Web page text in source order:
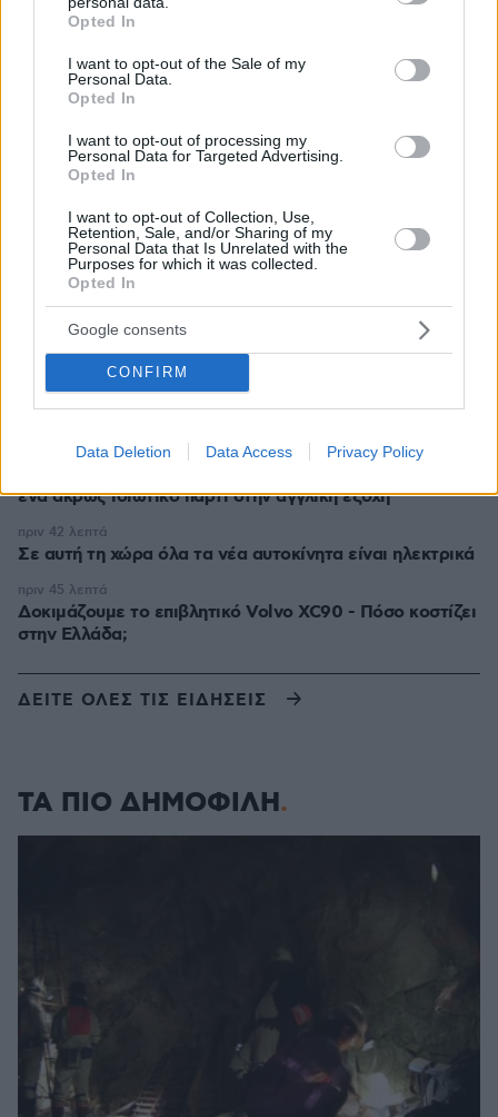
grant or deny consent to Google and its third-party tags to
use your data for below specified purposes in below Google
consent section.
Opted In
I want to opt-out of the Sale of my
Personal Data.
Opted In
I want to opt-out of processing my
Personal Data for Targeted Advertising.
Opted In
I want to opt-out of Collection, Use,
Retention, Sale, and/or Sharing of my
Personal Data that Is Unrelated with the
Purposes for which it was collected.
Opted In
Google consents
CONFIRM
Data Deletion Data Access Privacy Policy
Ειδυλλίας: «Έσωσε το σπίτι μας, ενώ δίπλα καιγόταν το
δικό του»
πριν 12 λεπτά
Πρωτεΐνη δεν έχει μόνο το κρέας – Ανακαλύψτε 8
φρούτα με πρωτεΐνη και βάλτε τα στο πιάτο σας
πριν 28 λεπτά
Αυτά τα τρία ζώδια προσελκύουν σημαντική οικονομική
επιτυχία τον Αύγουστο
πριν 29 λεπτά
Στις φλόγες διυλιστήριο πετρελαίου στο Κρασνοντάρ
της Ρωσίας μετά από ουκρανική επίθεση με drones
πριν 32 λεπτά
Ρούχα και αξεσουάρ από το «Ο Διάβολος φοράει Prada
2» βγαίνουν σε διαδικτυακή δημοπρασία
πριν 35 λεπτά
ένα άκρως ιδιωτικό πάρτι στην αγγλική εξοχή
πριν 38 λεπτά
Σε αυτή τη χώρα όλα τα νέα αυτοκίνητα είναι ηλεκτρικά
πριν 42 λεπτά
Δοκιμάζουμε το επιβλητικό Volvo XC90 - Πόσο κοστίζει
στην Ελλάδα;
πριν 45 λεπτά
ΔΕΙΤΕ ΟΛΕΣ ΤΙΣ ΕΙΔΗΣΕΙΣ
ΤΑ ΠΙΟ ΔΗΜΟΦΙΛΗ